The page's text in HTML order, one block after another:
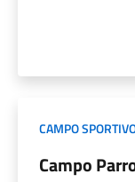
CAMPO
Campo